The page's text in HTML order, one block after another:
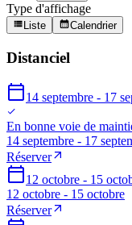
Type d'affichage
Liste Calendrier
Distanciel
14 septembre - 17
En bonne voie de
14 septembre - 17
Réserver
12 octobre - 15
12 octobre - 15 octobre
Réserver